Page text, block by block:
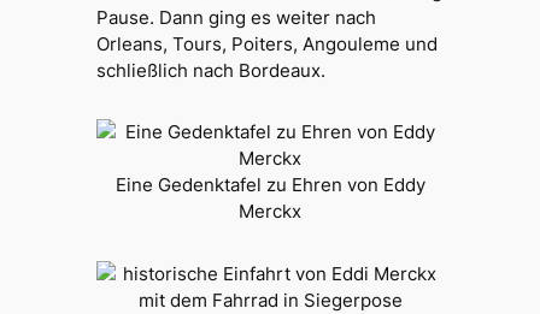
Pause. Dann ging es weiter nach
Orleans, Tours, Poiters, Angouleme und
schließlich nach Bordeaux.
Eine Gedenktafel zu Ehren von Eddy
Merckx